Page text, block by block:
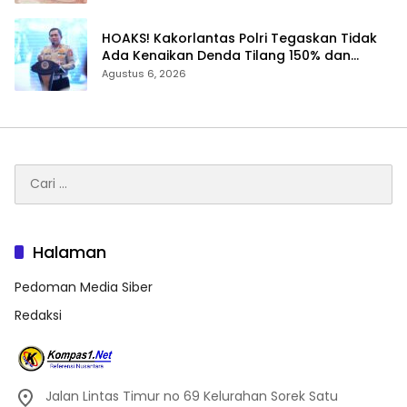
HOAKS! Kakorlantas Polri Tegaskan Tidak
Ada Kenaikan Denda Tilang 150% dan
Tilang Manual Menyeluruh
Agustus 6, 2026
untuk:
Halaman
Pedoman Media Siber
Redaksi
Jalan Lintas Timur no 69 Kelurahan Sorek Satu